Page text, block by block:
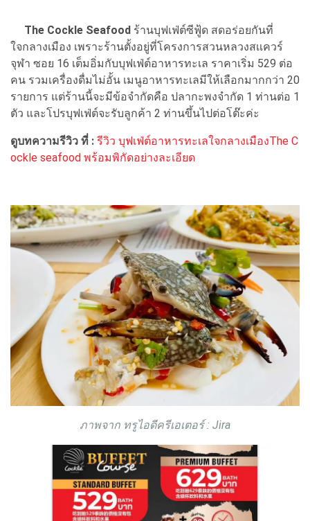
The Cockle Seafood ร้านบุฟเฟ่ต์ซีฟู้ด สดอร่อยกันที่
ใจกลางเมือง เพราะร้านตั้งอยู่ที่โครงการสวนหลวงสเเควร์
จุฬา ซอย 16 เต็มอิ่มกับบุฟเฟ่ต์อาหารทะเล ราคาเริ่ม 529 ต่อ
คน รวมเครื่องดื่มไม่อั้น เมนูอาหารทะเลมีให้เลือกมากกว่า 20
รายการ แต่ร้านนี้จะมีข้อจำกัดคือ ปลากะพงจำกัด 1 ท่านต่อ 1
ตัว และโปรบุฟเฟ่ต์จะรับลูกค้า 2 ท่านขึ้นไปต่อโต๊ะค่ะ
ดูบทความรีวิว ที่ : รีวิว บุฟเฟ่ต์อาหารทะเลใจกลางเมืองThe C
ockle seafood พร้อมพิกัดอย่างละเอียด
ภาพจาก ทรูไอดีครีเอเตอร์ : Jira